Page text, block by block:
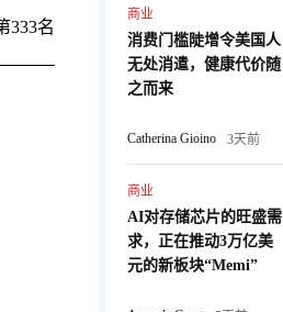
333名
商业
消费门槛陡增令美国人
无处消遣，健康代价随
之而来
Catherina Gioino 3天前
商业
AI对存储芯片的旺盛需
求，正在推动3万亿美
元的新板块“Memi”